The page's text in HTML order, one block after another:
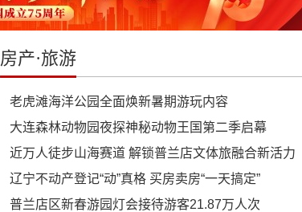
房产·旅游
老虎滩海洋公园全面焕新暑期游玩内容
大连森林动物园夜探神秘动物王国第二季启幕
近万人徒步山海赛道 解锁普兰店文体旅融合新活力
辽宁不动产登记“动”真格 买房卖房“一天搞定”
普兰店区新春游园灯会接待游客21.87万人次